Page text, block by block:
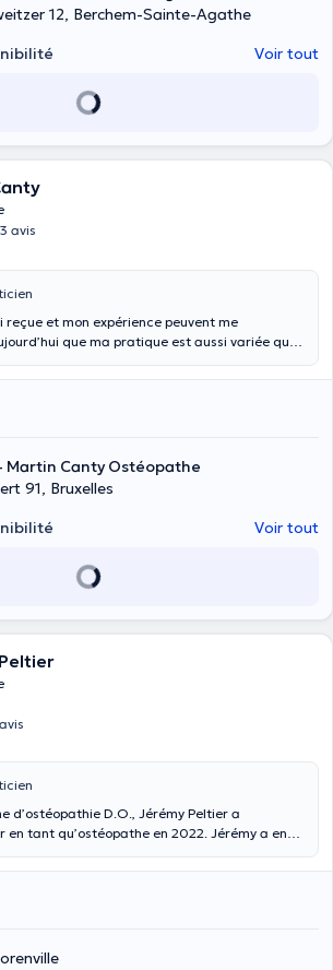
12, Berchem-Sainte-Agathe
Voir tout
avis
reçue et mon expérience peuvent me
que ma pratique est aussi variée que
doit être adaptée à la situation et au besoin
et l’apprentissage de conduite à tenir en
remarquables dans un souci de mener au
toute sécurité.
Martin Canty Ostéopathe
91, Bruxelles
Voir tout
d’ostéopathie D.O., Jérémy Peltier a
en tant qu’ostéopathe en 2022. Jérémy a en
formation de 5 ans. Il a également une
très diversifiée et une connaissance
L’ostéopathe Jérémy Peltier est
sportif, l’ostéoarticulaire, l’ostéopathie